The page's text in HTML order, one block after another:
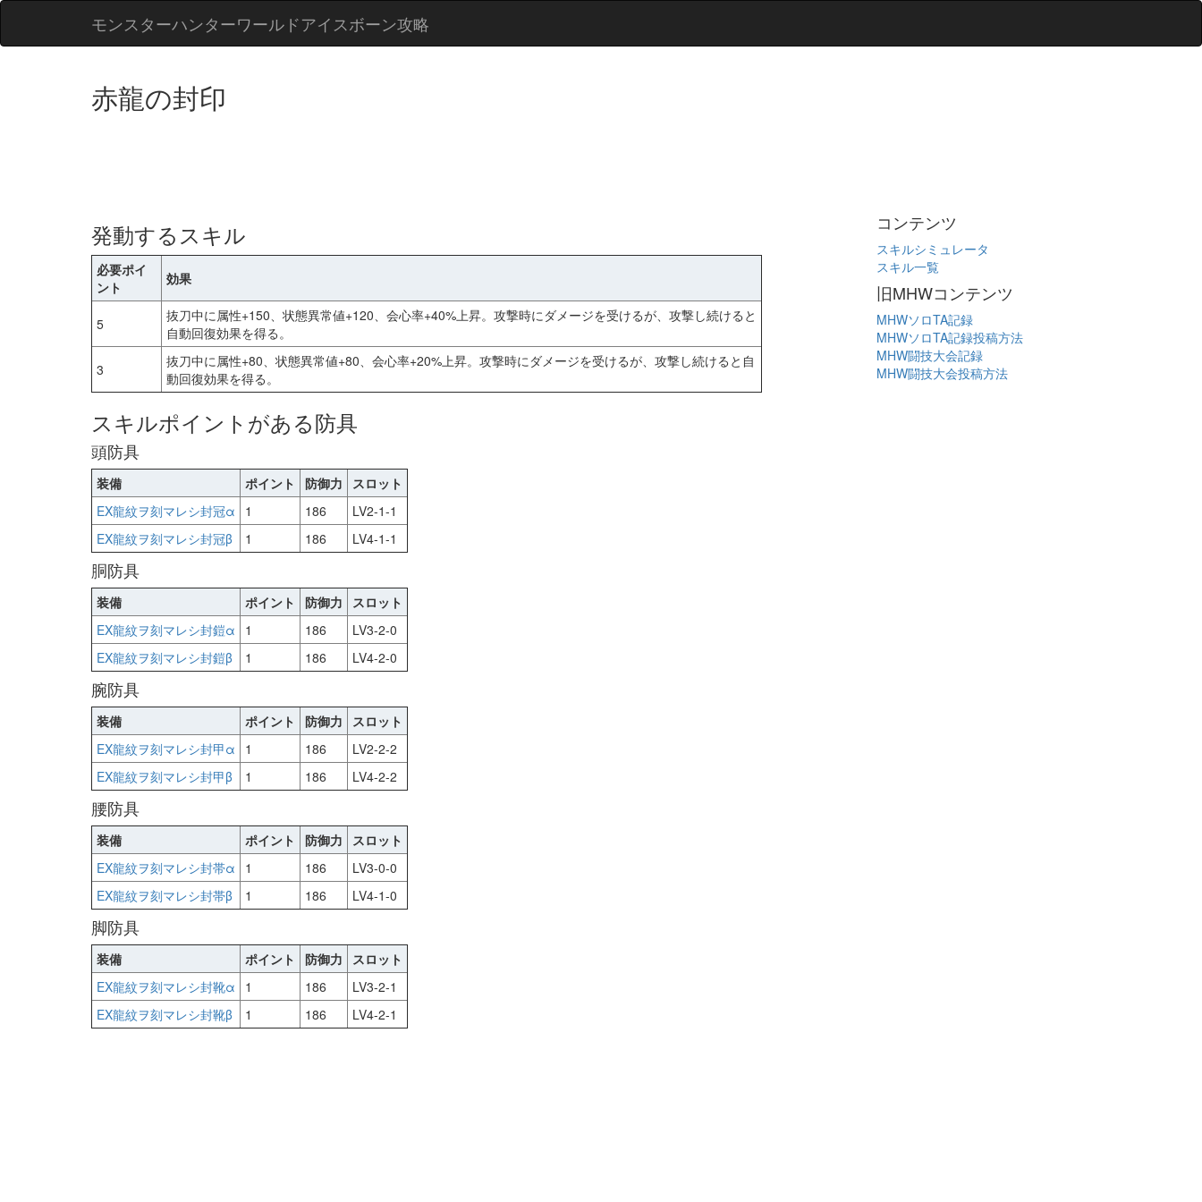
モンスターハンターワールドアイスボーン攻略
赤龍の封印
発動するスキル
必要ポイ
ント
効果
5
抜刀中に属性+150、状態異常値+120、会心率+40%上昇。攻撃時にダメージを受けるが、攻撃し続けると
自動回復効果を得る。
3
抜刀中に属性+80、状態異常値+80、会心率+20%上昇。攻撃時にダメージを受けるが、攻撃し続けると自
動回復効果を得る。
スキルポイントがある防具
頭防具
装備 ポイント 防御力
スロット
EX龍紋ヲ刻マレシ封冠α
1 186
LV2-1-1
EX龍紋ヲ刻マレシ封冠β
1 186 LV4-1-1
胴防具
装備 ポイント 防御力
スロット
EX龍紋ヲ刻マレシ封鎧α
1 186
LV3-2-0
EX龍紋ヲ刻マレシ封鎧β
1 186 LV4-2-0
腕防具
装備 ポイント 防御力
スロット
EX龍紋ヲ刻マレシ封甲α
1 186
LV2-2-2
EX龍紋ヲ刻マレシ封甲β
1 186 LV4-2-2
腰防具
装備 ポイント 防御力
スロット
EX龍紋ヲ刻マレシ封帯α
1 186
LV3-0-0
EX龍紋ヲ刻マレシ封帯β
1 186 LV4-1-0
脚防具
装備 ポイント 防御力
スロット
EX龍紋ヲ刻マレシ封靴α
1 186
LV3-2-1
EX龍紋ヲ刻マレシ封靴β
1 186 LV4-2-1
コンテンツ
スキルシミュレータ
スキル一覧
旧MHWコンテンツ
MHWソロTA記録
MHWソロTA記録投稿方法
MHW闘技大会記録
MHW闘技大会投稿方法